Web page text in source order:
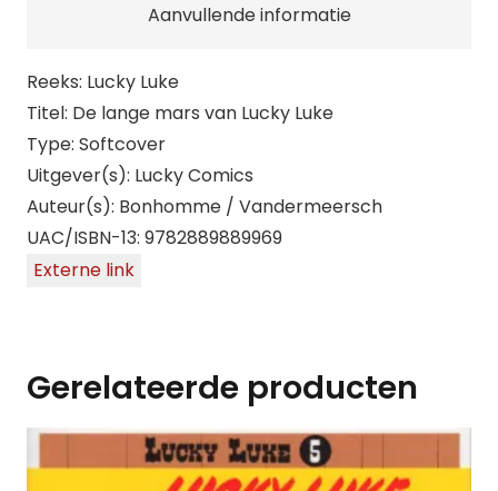
Aanvullende informatie
Reeks: Lucky Luke
Titel: De lange mars van Lucky Luke
Type: Softcover
Uitgever(s): Lucky Comics
Auteur(s): Bonhomme / Vandermeersch
UAC/ISBN-13: 9782889889969
Externe link
Gerelateerde producten